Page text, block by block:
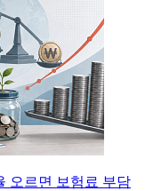
오르면 보험료 부담